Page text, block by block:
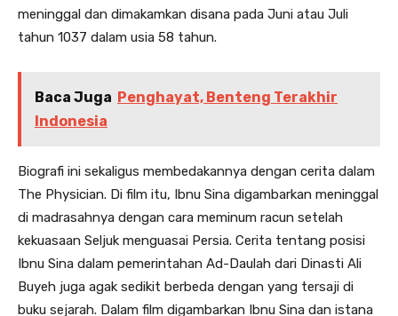
meninggal dan dimakamkan disana pada Juni atau Juli
tahun 1037 dalam usia 58 tahun.
Baca Juga Penghayat, Benteng Terakhir
Indonesia
Biografi ini sekaligus membedakannya dengan cerita dalam
The Physician. Di film itu, Ibnu Sina digambarkan meninggal
di madrasahnya dengan cara meminum racun setelah
kekuasaan Seljuk menguasai Persia. Cerita tentang posisi
Ibnu Sina dalam pemerintahan Ad-Daulah dari Dinasti Ali
Buyeh juga agak sedikit berbeda dengan yang tersaji di
buku sejarah. Dalam film digambarkan Ibnu Sina dan istana